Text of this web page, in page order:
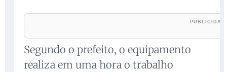
Segundo o prefeito, o equipamento
realiza em uma hora o trabalho